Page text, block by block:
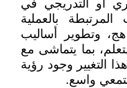
أو التدريجي في
بالعملية
وتطوير أساليب
بما يتماشى مع
التغيير وجود رؤية
واسع.